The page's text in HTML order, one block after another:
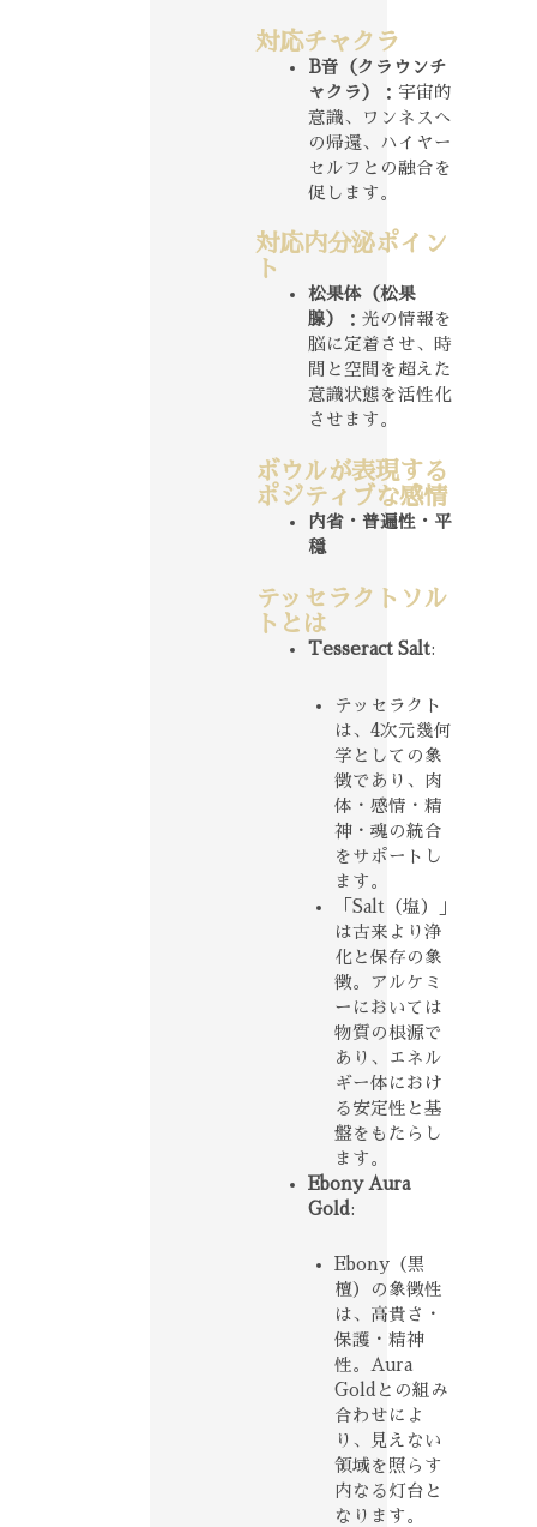
対応チャクラ
B音（クラウンチ
ャクラ）
：宇宙的
意識、ワンネスへ
の帰還、ハイヤー
セルフとの融合を
促します。
対応内分泌ポイン
ト
松果体（松果
腺）
：光の情報を
脳に定着させ、時
間と空間を超えた
意識状態を活性化
させます。
ボウルが表現する
ポジティブな感情
内省・普遍性・平
穏
テッセラクトソル
トとは
Tesseract Salt:
テッセラクト
は、4次元幾何
学としての象
徴であり、肉
体・感情・精
神・魂の統合
をサポートし
ます。
「Salt（塩）」
は古来より浄
化と保存の象
徴。アルケミ
ーにおいては
物質の根源で
あり、エネル
ギー体におけ
る安定性と基
盤をもたらし
ます。
Ebony Aura
Gold :
Ebony（黒
檀）の象徴性
は、高貴さ・
保護・精神
性。Aura
Goldとの組み
合わせによ
り、見えない
領域を照らす
内なる灯台と
なります。